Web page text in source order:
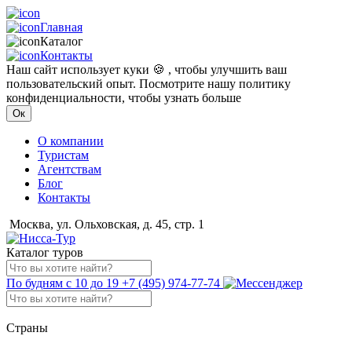
Главная
Каталог
Контакты
Наш сайт использует куки 🍪 , чтобы улучшить ваш
пользовательский опыт. Посмотрите нашу политику
конфиденциальности, чтобы узнать больше
Ок
О компании
Туристам
Агентствам
Блог
Контакты
Москва, ул. Ольховская, д. 45, стр. 1
Каталог туров
По будням с 10 до 19 +7 (495) 974-77-74
Страны